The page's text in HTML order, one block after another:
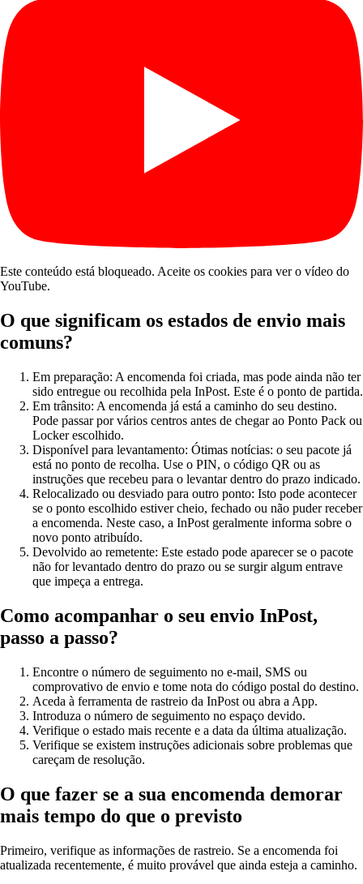
Este conteúdo está bloqueado. Aceite os cookies para ver o vídeo do
YouTube.
O que significam os estados de envio mais
comuns?
Em preparação: A encomenda foi criada, mas pode ainda não ter
sido entregue ou recolhida pela InPost. Este é o ponto de partida.
Em trânsito: A encomenda já está a caminho do seu destino.
Pode passar por vários centros antes de chegar ao Ponto Pack ou
Locker escolhido.
Disponível para levantamento: Ótimas notícias: o seu pacote já
está no ponto de recolha. Use o PIN, o código QR ou as
instruções que recebeu para o levantar dentro do prazo indicado.
Relocalizado ou desviado para outro ponto: Isto pode acontecer
se o ponto escolhido estiver cheio, fechado ou não puder receber
a encomenda. Neste caso, a InPost geralmente informa sobre o
novo ponto atribuído.
Devolvido ao remetente: Este estado pode aparecer se o pacote
não for levantado dentro do prazo ou se surgir algum entrave
que impeça a entrega.
Como acompanhar o seu envio InPost,
passo a passo?
Encontre o número de seguimento no e-mail, SMS ou
comprovativo de envio e tome nota do código postal do destino.
Aceda à ferramenta de rastreio da InPost ou abra a App.
Introduza o número de seguimento no espaço devido.
Verifique o estado mais recente e a data da última atualização.
Verifique se existem instruções adicionais sobre problemas que
careçam de resolução.
O que fazer se a sua encomenda demorar
mais tempo do que o previsto
Primeiro, verifique as informações de rastreio. Se a encomenda foi
atualizada recentemente, é muito provável que ainda esteja a caminho.